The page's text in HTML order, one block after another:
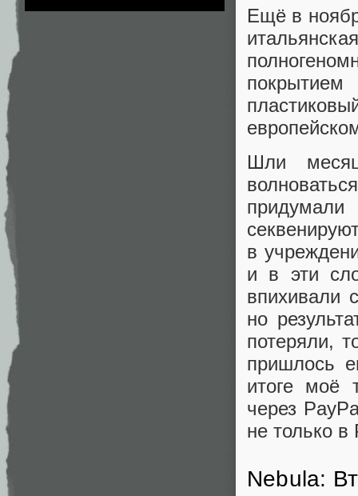
Ещё в
Шли
в
и в эти
впихивали
но
потеряли,
пришлось
итоге моё
через
не только в
Nebula: